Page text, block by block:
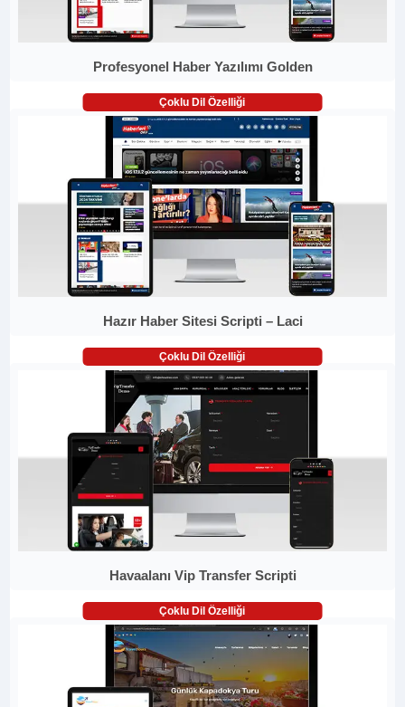
Profesyonel Haber Yazılımı Golden
Çoklu Dil Özelliği
Hazır Haber Sitesi Scripti – Laci
Çoklu Dil Özelliği
Havaalanı Vip Transfer Scripti
Çoklu Dil Özelliği